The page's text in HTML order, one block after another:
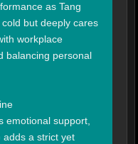
as Tang
but deeply cares
workplace
balancing personal
emotional support,
adds a strict yet